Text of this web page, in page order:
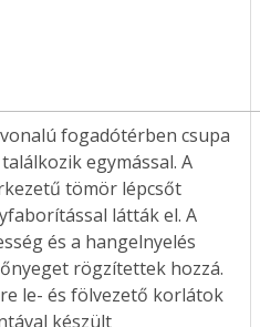
fogadótérben csupa
egymással. A
tömör lépcsőt
látták el. A
és a hangelnyelés
rögzítettek hozzá.
le- és fölvezető korlátok
készült